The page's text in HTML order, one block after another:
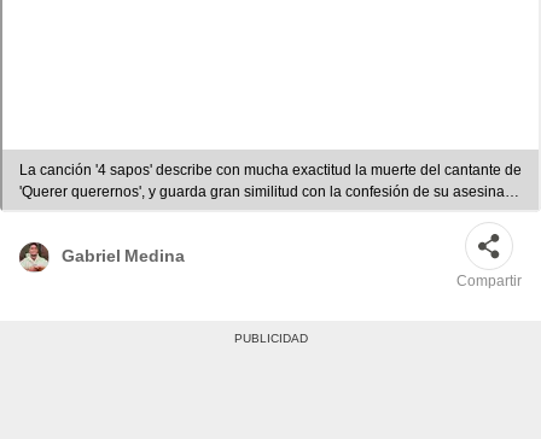
La canción '4 sapos' describe con mucha exactitud la muerte del cantante de
'Querer querernos', y guarda gran similitud con la confesión de su asesina,
Natalia Améstica. Foto: composición LR / EU / pinimg
Gabriel Medina
Compartir